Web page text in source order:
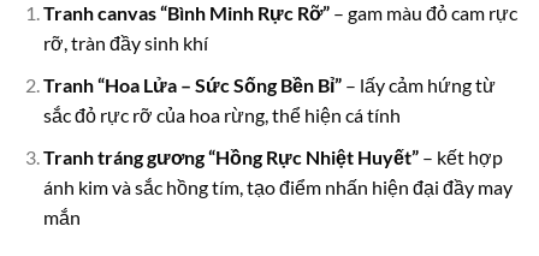
Tranh canvas “Bình Minh Rực Rỡ”– gam màu đỏ cam rực
rỡ, tràn đầy sinh khí
Tranh “Hoa Lửa – Sức Sống Bền Bỉ”– lấy cảm hứng từ
sắc đỏ rực rỡ của hoa rừng, thể hiện cá tính
Tranh tráng gương “Hồng Rực Nhiệt Huyết”– kết hợp
ánh kim và sắc hồng tím, tạo điểm nhấn hiện đại đầy may
mắn